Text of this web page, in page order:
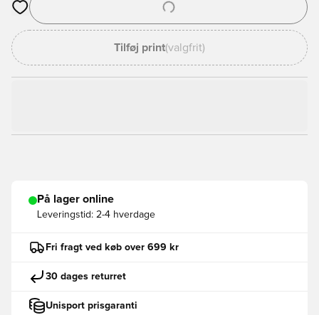
Åbner en Modal til at logge ind eller tilmelde dig som medlem
Tilføj print(valgfrit)
På lager online
Leveringstid: 2-4 hverdage
Fri fragt ved køb over 699 kr
30 dages returret
Unisport prisgaranti